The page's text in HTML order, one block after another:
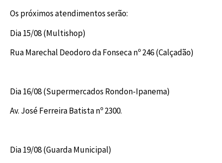
Os próximos atendimentos serão:
Dia 15/08 (Multishop)
Rua Marechal Deodoro da Fonseca nº 246 (Calçadão)
Dia 16/08 (Supermercados Rondon-Ipanema)
Av. José Ferreira Batista nº 2300.
Dia 19/08 (Guarda Municipal)